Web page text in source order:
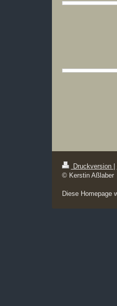
Druckversion
© Kerstin Aßlaber
Diese Homepage